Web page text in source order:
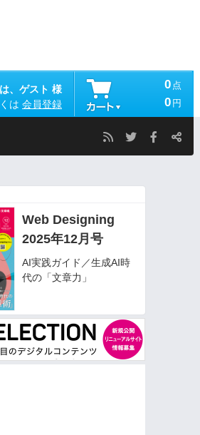
、ゲスト 様
は 会員登録
0 点
0 円
Web Designing
2025年12月号
AI実践ガイド／生成AI時
代の「文章力」